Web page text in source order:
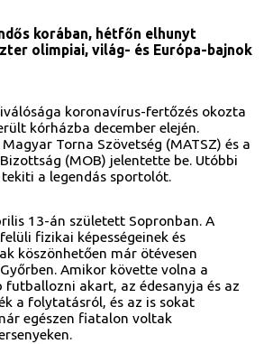
korában, hétfőn elhunyt
olimpiai, világ- és Európa-bajnok
koronavírus-fertőzés okozta
kórházba december elején.
Torna Szövetség (MATSZ) és a
(MOB) jelentette be. Utóbbi
a legendás sportolót.
13-án született Sopronban. A
fizikai képességeinek és
köszönhetően már ötévesen
Amikor követte volna a
futballozni akart, az édesanyja és az
a folytatásról, és az is sokat
egészen fiatalon voltak